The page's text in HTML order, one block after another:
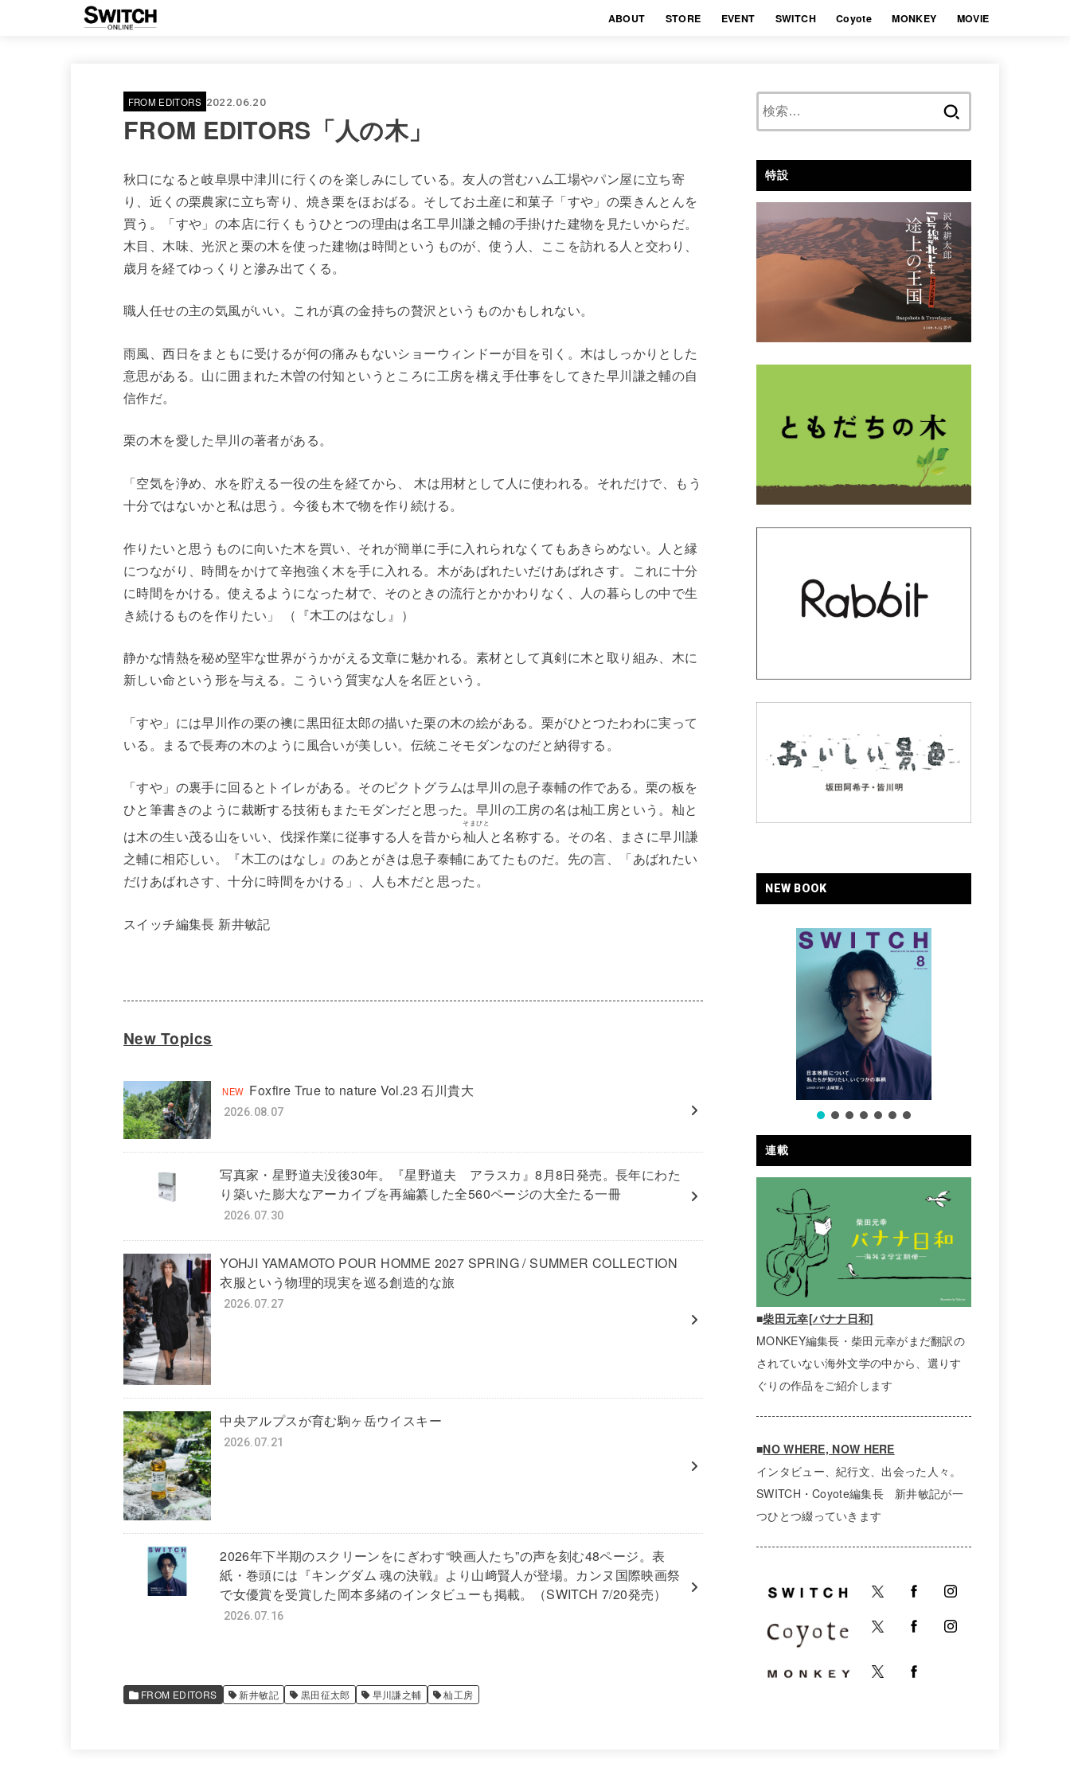
ABOUT STORE EVENT SWITCH Coyote MONKEY MOVIE
FROM EDITORS 2022.06.20
FROM EDITORS「人の木」
秋口になると岐阜県中津川に行くのを楽しみにしている。友人の営むハム工場やパン屋に立ち寄
り、近くの栗農家に立ち寄り、焼き栗をほおばる。そしてお土産に和菓子「すや」の栗きんとんを
買う。「すや」の本店に行くもうひとつの理由は名工早川謙之輔の手掛けた建物を見たいからだ。
木目、木味、光沢と栗の木を使った建物は時間というものが、使う人、ここを訪れる人と交わり、
歳月を経てゆっくりと滲み出てくる。
職人任せの主の気風がいい。これが真の金持ちの贅沢というものかもしれない。
雨風、西日をまともに受けるが何の痛みもないショーウィンドーが目を引く。木はしっかりとした
意思がある。山に囲まれた木曽の付知というところに工房を構え手仕事をしてきた早川謙之輔の自
信作だ。
栗の木を愛した早川の著者がある。
「空気を浄め、水を貯える一役の生を経てから、 木は用材として人に使われる。それだけで、もう
十分ではないかと私は思う。今後も木で物を作り続ける。
作りたいと思うものに向いた木を買い、それが簡単に手に入れられなくてもあきらめない。人と縁
につながり、時間をかけて辛抱強く木を手に入れる。木があばれたいだけあばれさす。これに十分
に時間をかける。使えるようになった材で、そのときの流行とかかわりなく、人の暮らしの中で生
き続けるものを作りたい」 （『木工のはなし』）
静かな情熱を秘め堅牢な世界がうかがえる文章に魅かれる。素材として真剣に木と取り組み、木に
新しい命という形を与える。こういう質実な人を名匠という。
「すや」には早川作の栗の襖に黒田征太郎の描いた栗の木の絵がある。栗がひとつたわわに実って
いる。まるで長寿の木のように風合いが美しい。伝統こそモダンなのだと納得する。
「すや」の裏手に回るとトイレがある。そのピクトグラムは早川の息子泰輔の作である。栗の板を
ひと筆書きのように裁断する技術もまたモダンだと思った。早川の工房の名は杣工房という。杣と
は木の生い茂る山をいい、伐採作業に従事する人を昔から杣人
そまびと
と名称する。その名、まさに早川謙
之輔に相応しい。『木工のはなし』のあとがきは息子泰輔にあてたものだ。先の言、「あばれたい
だけあばれさす、十分に時間をかける」、人も木だと思った。
スイッチ編集長 新井敏記
New Topics
Foxfire True to nature Vol.23 石川貴大
2026.08.07
写真家・星野道夫没後30年。『星野道夫 アラスカ』8月8日発売。長年にわた
り築いた膨大なアーカイブを再編纂した全560ページの大全たる一冊
2026.07.30
YOHJI YAMAMOTO POUR HOMME 2027 SPRING / SUMMER COLLECTION
衣服という物理的現実を巡る創造的な旅
2026.07.27
中央アルプスが育む駒ヶ岳ウイスキー
2026.07.21
2026年下半期のスクリーンをにぎわす“映画人たち”の声を刻む48ページ。表
紙・巻頭には『キングダム 魂の決戦』より山﨑賢人が登場。カンヌ国際映画祭
で女優賞を受賞した岡本多緒のインタビューも掲載。（SWITCH 7/20発売）
2026.07.16
FROM EDITORS 新井敏記 黒田征太郎 早川謙之輔 杣工房
特設
NEW BOOK
連載
■柴田元幸[バナナ日和]
MONKEY編集長・柴田元幸がまだ翻訳の
されていない海外文学の中から、選りす
ぐりの作品をご紹介します
■NO WHERE, NOW HERE
インタビュー、紀行文、出会った人々。
SWITCH・Coyote編集長 新井敏記が一
つひとつ綴っていきます